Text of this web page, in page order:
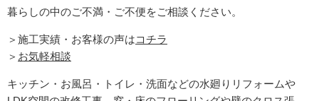
暮らしの中のご不満・ご不便をご相談ください。
＞施工実績・お客様の声はコチラ
＞ お気軽相談
キッチン・お風呂・トイレ・洗面などの水廻りリフォームや